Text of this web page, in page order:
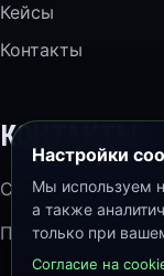
Кейсы
Контакты
КОНТАКТЫ
Санкт-Петербург
Пн–Пт 10:00–19:00
Настройки
Мы используем
а также
только при
Согласие на